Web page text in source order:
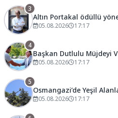
3
Altın Portakal ödüllü
başkanı oldu
05.08.2026 17:17
4
Başkan Dutlulu Müjdeyi
Mesire Alanı Hizmete
05.08.2026 17:17
5
Osmangazi’de Yeşil
Korunuyor
05.08.2026 17:17